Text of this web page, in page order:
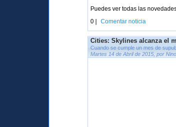
Puedes ver todas las
0 |
Comentar noticia
Cities: Skylines alcanza el
Cuando se cumple un mes de
Martes 14 de Abril de 2015, por